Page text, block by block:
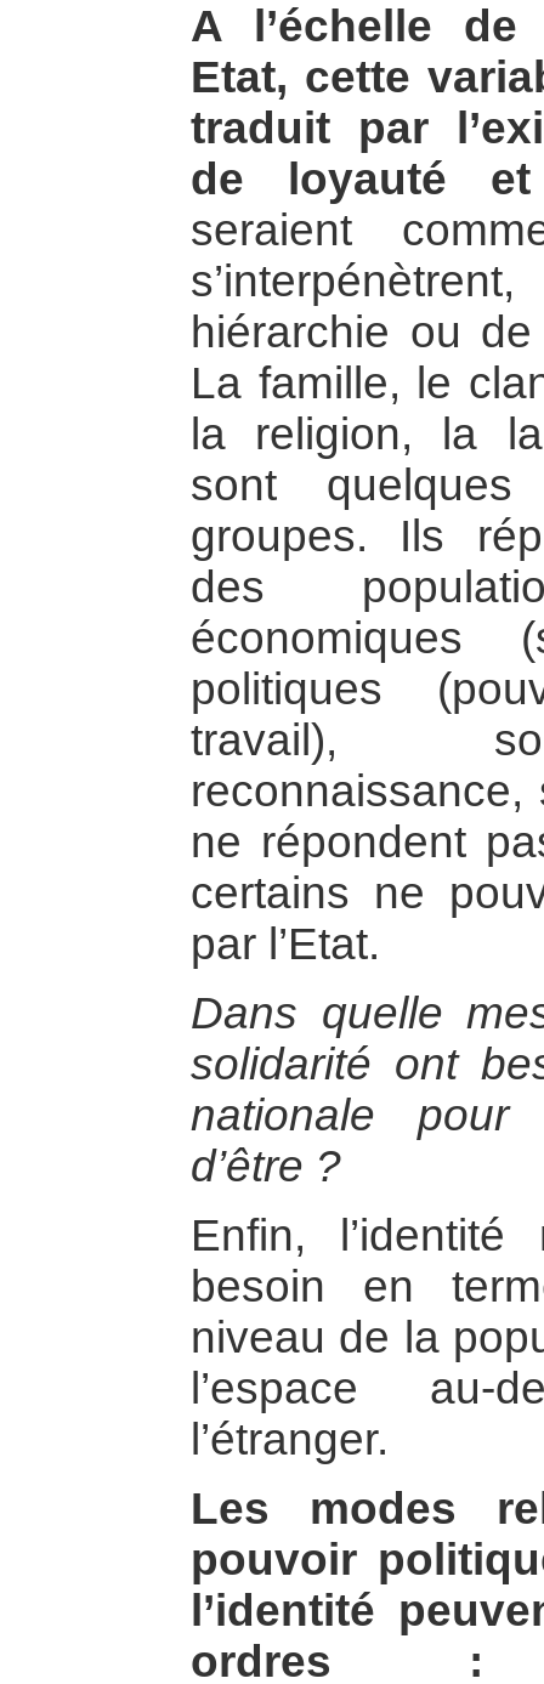
A l’échelle de
Etat, cette
traduit par
de loyauté
seraient
hiérarchie ou de
La famille, le
la religion, la
sont
groupes. Ils
des
économiques
politiques
travail),
ne répondent
certains ne
par l’Etat.
Dans quelle
solidarité ont
nationale
d’être ?
Enfin,
besoin en
niveau de la
l’espace au-
l’étranger.
Les modes
pouvoir
l’identité
ordres :